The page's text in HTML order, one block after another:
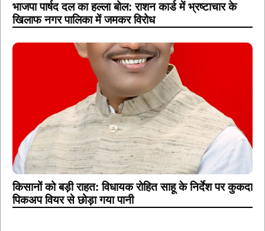
भाजपा पार्षद दल का हल्ला बोल: राशन कार्ड में भ्रष्टाचार के
खिलाफ नगर पालिका में जमकर विरोध
किसानों को बड़ी राहत: विधायक रोहित साहू के निर्देश पर कुकदा
पिकअप वियर से छोड़ा गया पानी